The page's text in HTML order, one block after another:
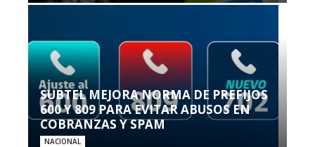
SUBTEL MEJORA NORMA DE PREFIJOS
600 Y 809 PARA EVITAR ABUSOS EN
COBRANZAS Y SPAM
NACIONAL